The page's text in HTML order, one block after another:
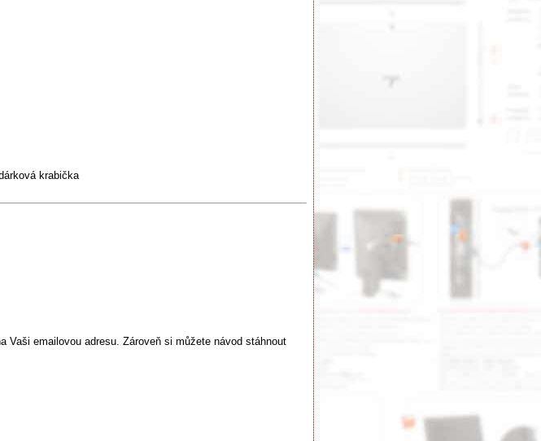
krabička
Vaši emailovou adresu. Zároveň si můžete návod stáhnout